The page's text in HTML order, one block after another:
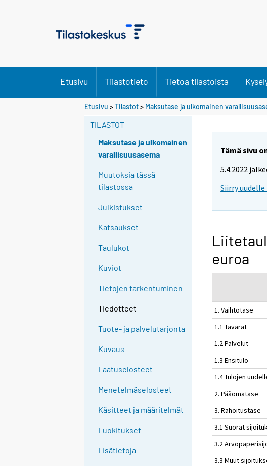
Etusivu Tilastotieto Tietoa tilastoista
Etusivu >Tilastot> Maksutase ja ulkomainen
TILASTOT
Maksutase ja ulkomainen
varallisuusasema
Muutoksia tässä
tilastossa
Julkistukset
Katsaukset
Taulukot
Kuviot
Tietojen tarkentuminen
Tiedotteet
Tuote- ja palvelutarjonta
Kuvaus
Laatuselosteet
Menetelmäselosteet
Käsitteet ja määritelmät
Luokitukset
Lisätietoja
Tämä sivu
5.4.2022
Siirry
euroa
1. Vaihtotase
1.1 Tavarat
1.2 Palvelut
1.3 Ensitulo
1.4 Tulojen
2. Pääomatase
3. Rahoitustase
3.1 Suorat
3.2
3.3 Muut